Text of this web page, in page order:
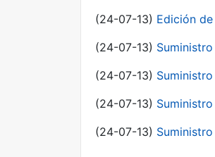
(24-07-13) Edición
(24-07-13)
(24-07-13)
(24-07-13)
(24-07-13)